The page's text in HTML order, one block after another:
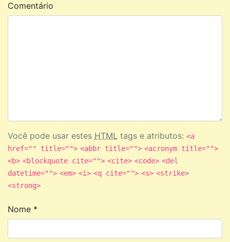
Comentário
Você pode usar estes HTML tags e atributos: <a
href="" title=""> <abbr title=""> <acronym title="">
<b> <blockquote cite=""> <cite> <code> <del
datetime=""> <em> <i> <q cite=""> <s> <strike>
<strong>
Nome *